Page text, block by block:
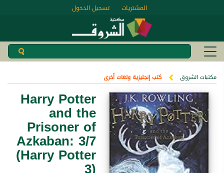
تسجيل الدخول المشتريات
مكتبات الشروق كتب إنجليزية ولغات أخرى
Harry Potter
and the
Prisoner of
Azkaban: 3/7
(Harry Potter